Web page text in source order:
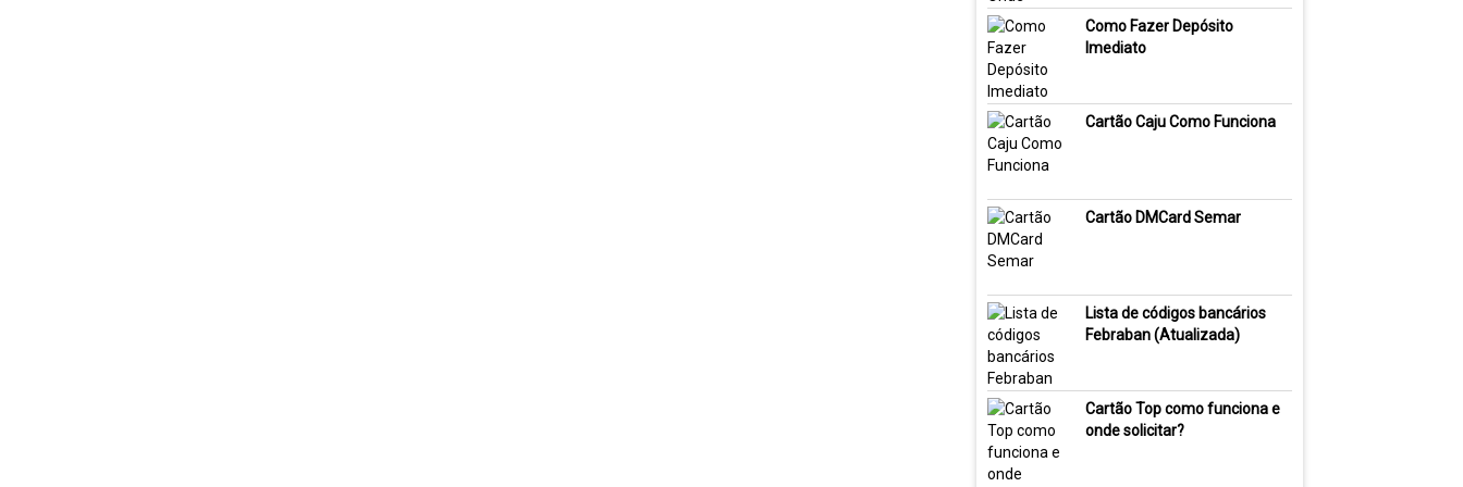
Como Fazer Depósito
Imediato
Cartão Caju Como Funciona
Cartão DMCard Semar
Lista de códigos bancários
Febraban (Atualizada)
Cartão Top como funciona e
onde solicitar?